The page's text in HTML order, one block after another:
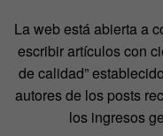
La web está abierta a
escribir artículos con
de calidad”
autores de los posts
los ingresos